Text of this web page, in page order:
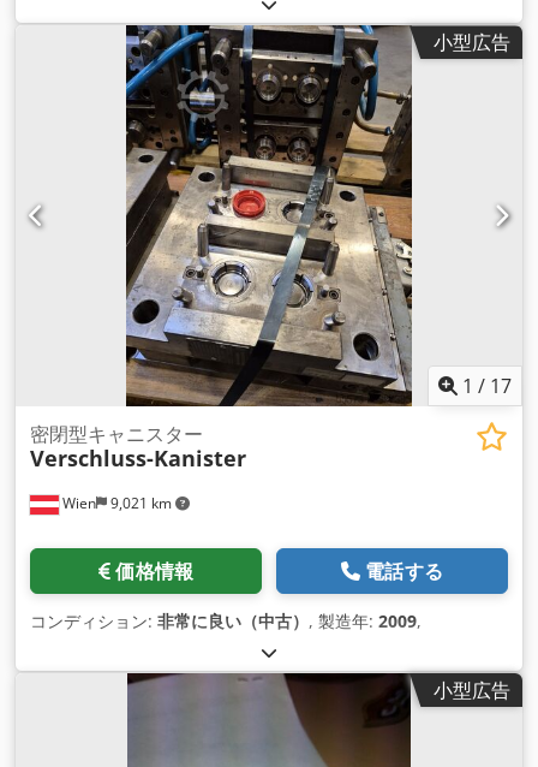
小型広告
1 / 17
Wien 9,021 km
密閉型キャニスター
Verschluss-Kanister
価格情報 電話する
コンディション: 非常に良い（中古） , 製造年: 2009,
小型広告